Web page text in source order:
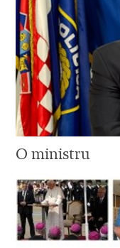
O ministru